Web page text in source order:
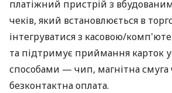
платіжний пристрій з
чеків, який встановлюється в
інтегруватися з касовою/
та підтримує приймання карток
способами — чип, магнітна смуга
безконтактна оплата.